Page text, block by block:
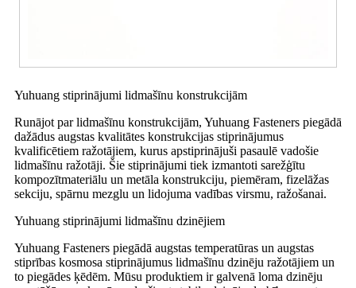
Yuhuang stiprinājumi lidmašīnu konstrukcijām
Runājot par lidmašīnu konstrukcijām, Yuhuang Fasteners piegādā
dažādus augstas kvalitātes konstrukcijas stiprinājumus
kvalificētiem ražotājiem, kurus apstiprinājuši pasaulē vadošie
lidmašīnu ražotāji. Šie stiprinājumi tiek izmantoti sarežģītu
kompozītmateriālu un metāla konstrukciju, piemēram, fizelāžas
sekciju, spārnu mezglu un lidojuma vadības virsmu, ražošanai.
Yuhuang stiprinājumi lidmašīnu dzinējiem
Yuhuang Fasteners piegādā augstas temperatūras un augstas
stiprības kosmosa stiprinājumus lidmašīnu dzinēju ražotājiem un
to piegādes ķēdēm. Mūsu produktiem ir galvenā loma dzinēju